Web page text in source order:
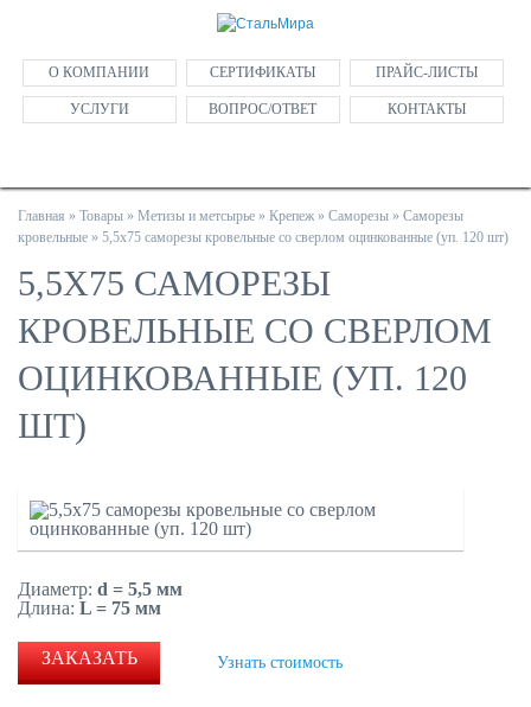
О КОМПАНИИ СЕРТИФИКАТЫ ПРАЙС-ЛИСТЫ
УСЛУГИ ВОПРОС/ОТВЕТ КОНТАКТЫ
Главная » Товары » Метизы и метсырье » Крепеж » Саморезы » Саморезы
кровельные » 5,5х75 саморезы кровельные со сверлом оцинкованные (уп. 120 шт)
5,5Х75 САМОРЕЗЫ
КРОВЕЛЬНЫЕ СО СВЕРЛОМ
ОЦИНКОВАННЫЕ (УП. 120
ШТ)
Диаметр: d = 5,5 мм
Длина: L = 75 мм
ЗАКАЗАТЬ Узнать стоимость